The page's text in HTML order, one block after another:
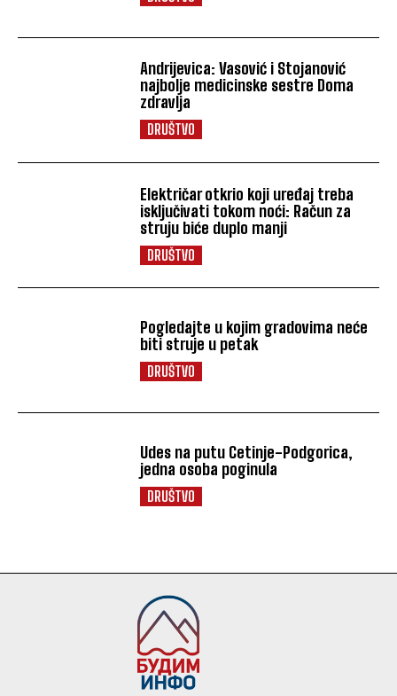
Andrijevica: Vasović i Stojanović
najbolje medicinske sestre Doma
zdravlja
DRUŠTVO
Električar otkrio koji uređaj treba
isključivati tokom noći: Račun za
struju biće duplo manji
DRUŠTVO
Pogledajte u kojim gradovima neće
biti struje u petak
DRUŠTVO
Udes na putu Cetinje-Podgorica,
jedna osoba poginula
DRUŠTVO